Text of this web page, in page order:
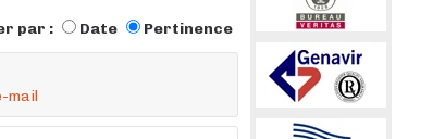
par : Date Pertinence
mail